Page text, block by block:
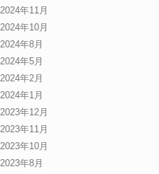
2024年11月
2024年10月
2024年8月
2024年5月
2024年2月
2024年1月
2023年12月
2023年11月
2023年10月
2023年8月